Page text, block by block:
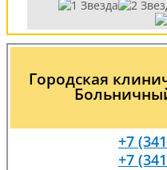
Городская
+7
+7